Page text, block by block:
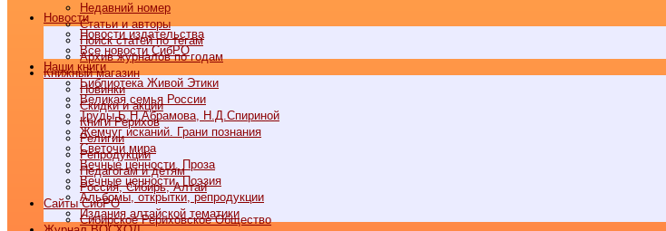
Недавний номер
Статьи и авторы
Поиск статей по тегам
Архив журналов по годам
Книжный магазин
Новинки
Скидки и акции
Книги Рерихов
Религии
Репродукции
Педагогам и детям
Россия, Сибирь, Алтай
Cайты СибРО
Сибирское Рериховское Общество
Новости
Новости издательства
Все новости СибРО
Наши книги
Библиотека Живой Этики
Великая семья России
Труды Б.Н.Абрамова, Н.Д.Спириной
Жемчуг исканий. Грани познания
Светочи мира
Вечные ценности. Проза
Вечные ценности. Поэзия
Альбомы, открытки, репродукции
Издания алтайской тематики